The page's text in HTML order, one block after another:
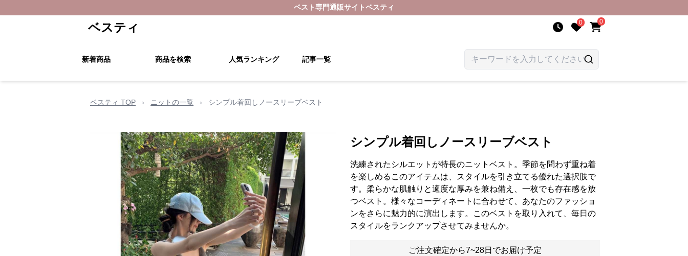
ベスト専門通販サイトベスティ
ベスティ 0 0
新着商品 商品を検索 人気ランキング 記事一覧
ベスティ TOP › ニットの一覧 › シンプル着回しノースリーブベスト
シンプル着回しノースリーブベスト
洗練されたシルエットが特長のニットベスト。季節を問わず重ね着
を楽しめるこのアイテムは、スタイルを引き立てる優れた選択肢で
す。柔らかな肌触りと適度な厚みを兼ね備え、一枚でも存在感を放
つベスト。様々なコーディネートに合わせて、あなたのファッショ
ンをさらに魅力的に演出します。このベストを取り入れて、毎日の
スタイルをランクアップさせてみませんか。
ご注文確定から7~28日でお届け予定